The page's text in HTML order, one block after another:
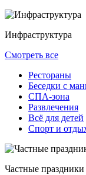
Инфраструктура
Смотреть все
Рестораны
Беседки с
СПА-зона
Развлечения
Всё для детей
Спорт и
Частные праздники